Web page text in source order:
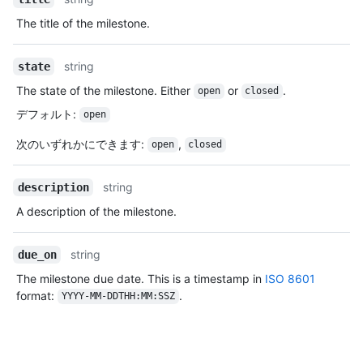
The title of the milestone.
state
string
The state of the milestone. Either
open or closed .
デフォルト : open
次のいずれかにできます: open , closed
description
string
A description of the milestone.
due_on
string
The milestone due date. This is a timestamp in ISO 8601
format:
YYYY-MM-DDTHH:MM:SSZ .